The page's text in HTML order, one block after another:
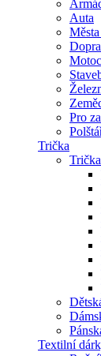
Auta
Pro
Trička
Textilní